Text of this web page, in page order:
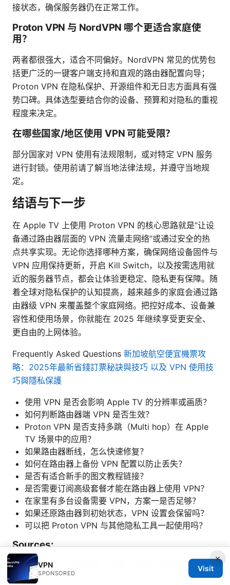
接状态，确保服务器仍在正常工作。
Proton VPN 与 NordVPN 哪个更适合家庭使
用？
两者都很强大，适合不同偏好。NordVPN 常见的优势包
括更广泛的一键客户端支持和直观的路由器配置向导；
Proton VPN 在隐私保护、开源组件和无日志方面具有强
势口碑。具体选型要结合你的设备、预算和对隐私的重视
程度来决定。
在哪些国家/地区使用 VPN 可能受限？
部分国家对 VPN 使用有法规限制，或对特定 VPN 服务
进行封锁。使用前请了解当地法律法规，并遵守当地规
定。
结语与下一步
在 Apple TV 上使用 Proton VPN 的核心思路就是“让设
备通过路由器层面的 VPN 流量走网络”或通过安全的热
点共享实现。无论你选择哪种方案，确保网络设备固件与
VPN 应用保持更新，开启 Kill Switch，以及按需选用就
近的服务器节点，都会让体验更稳定、隐私更有保障。随
着全球对隐私保护的认知提高，越来越多的家庭会通过路
由器级 VPN 来覆盖整个家庭网络。把控好成本、设备兼
容性和使用场景，你就能在 2025 年继续享受更安全、
更自由的上网体验。
Frequently Asked Questions 新加坡航空便宜機票攻
略：2025年最新省錢訂票秘訣與技巧 以及 VPN 使用技
巧與隱私保護
使用 VPN 是否会影响 Apple TV 的分辨率或画质？
如何判断路由器端 VPN 是否生效？
Proton VPN 是否支持多跳（Multi hop）在 Apple
TV 场景中的应用？
如果路由器断线，怎么快速修复？
如何在路由器上备份 VPN 配置以防止丢失？
是否有适合新手的图文教程链接？
是否需要订阅高级套餐才能在路由器上使用 VPN？
在家里有多台设备需要 VPN，方案一是否足够？
如果还原路由器到初始状态，VPN 设置会保留吗？
可以把 Proton VPN 与其他隐私工具一起使用吗？
Sources:
Vpn翻墙国外：全面指南，选购、设置、速度优化与常见
问题解答
×
VPN
SPONSORED
Visit